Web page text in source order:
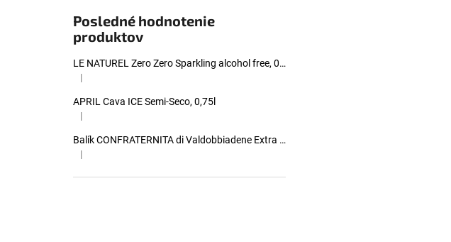
Posledné hodnotenie
produktov
LE NATUREL Zero Zero Sparkling alcohol free, 0,00%, 0,75l
Hodnotenie produktu je 4 z 5 hviezdičiek.
|
APRIL Cava ICE Semi-Seco, 0,75l
Hodnotenie produktu je 5 z 5 hviezdičiek.
|
Balík CONFRATERNITA di Valdobbiadene Extra Dry Valdobbiadene Prosecco, 0,75l (5+1 zadarmo)
Hodnotenie produktu je 5 z 5 hviezdičiek.
|